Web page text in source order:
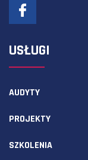
USŁUGI
AUDYTY
PROJEKTY
SZKOLENIA